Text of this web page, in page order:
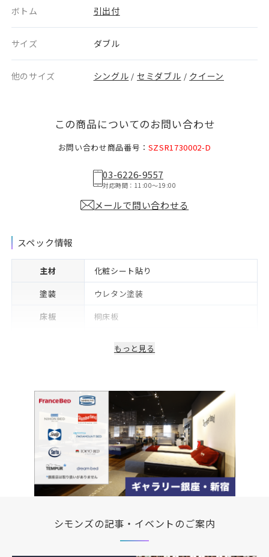
ボトム 引出付
サイズ ダブル
他のサイズ シングル / セミダブル / クイーン
この商品についてのお問い合わせ
お問い合わせ商品番号： SZSR1730002-D
03-6226-9557
対応時間：11:00〜19:00
メールで問い合わせる
スペック情報
主材
化粧シート貼り
塗装
ウレタン塗装
床板
桐床板
もっと見る
シモンズの記事・イベントのご案内